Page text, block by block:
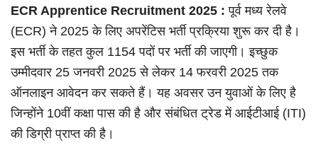
ECR Apprentice Recruitment 2025 :पूर्व मध्य रेलवे
(ECR) ने 2025 के लिए अपरेंटिस भर्ती प्रक्रिया शुरू कर दी है।
इस भर्ती के तहत कुल 1154 पदों पर भर्ती की जाएगी। इच्छुक
उम्मीदवार 25 जनवरी 2025 से लेकर 14 फरवरी 2025 तक
ऑनलाइन आवेदन कर सकते हैं। यह अवसर उन युवाओं के लिए है
जिन्होंने 10वीं कक्षा पास की है और संबंधित ट्रेड में आईटीआई (ITI)
की डिग्री प्राप्त की है।